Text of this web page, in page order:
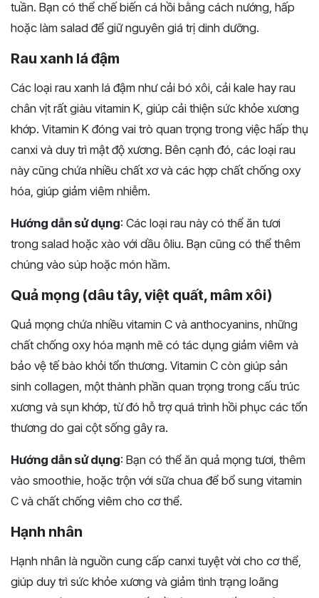
tuần. Bạn có thể chế biến cá hồi bằng cách nướng, hấp
hoặc làm salad để giữ nguyên giá trị dinh dưỡng.
Rau xanh lá đậm
Các loại rau xanh lá đậm như cải bó xôi, cải kale hay rau
chân vịt rất giàu vitamin K, giúp cải thiện sức khỏe xương
khớp. Vitamin K đóng vai trò quan trọng trong việc hấp thụ
canxi và duy trì mật độ xương. Bên cạnh đó, các loại rau
này cũng chứa nhiều chất xơ và các hợp chất chống oxy
hóa, giúp giảm viêm nhiễm.
Hướng dẫn sử dụng: Các loại rau này có thể ăn tươi
trong salad hoặc xào với dầu ôliu. Bạn cũng có thể thêm
chúng vào súp hoặc món hầm.
Quả mọng (dâu tây, việt quất, mâm xôi)
Quả mọng chứa nhiều vitamin C và anthocyanins, những
chất chống oxy hóa mạnh mẽ có tác dụng giảm viêm và
bảo vệ tế bào khỏi tổn thương. Vitamin C còn giúp sản
sinh collagen, một thành phần quan trọng trong cấu trúc
xương và sụn khớp, từ đó hỗ trợ quá trình hồi phục các tổn
thương do gai cột sống gây ra.
Hướng dẫn sử dụng: Bạn có thể ăn quả mọng tươi, thêm
vào smoothie, hoặc trộn với sữa chua để bổ sung vitamin
C và chất chống viêm cho cơ thể.
Hạnh nhân
Hạnh nhân là nguồn cung cấp canxi tuyệt vời cho cơ thể,
giúp duy trì sức khỏe xương và giảm tình trạng loãng